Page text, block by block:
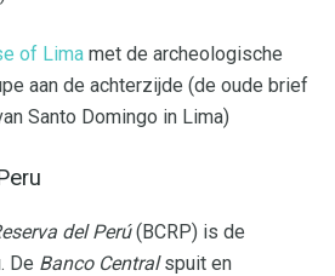
of Lima met de archeologische
aan de achterzijde (de oude brief
Santo Domingo in Lima)
del Perú(BCRP) is de
De Banco Centralspuit en